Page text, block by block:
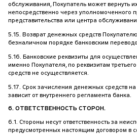
обслуживания, Покупатель может вернуть
непосредственно через уполномоченного
представительства или центра
5.15. Возврат денежных средств
безналичном порядке банковским
5.16. Банковские реквизиты для
именно Покупателя, по реквизитам
средств не осуществляется.
5.17. Срок зачисления денежных средств
зависит от внутреннего регламента банка.
6. ОТВЕТСТВЕННОСТЬ СТОРОН.
6.1. Стороны несут ответственность за
предусмотренных настоящим договором в